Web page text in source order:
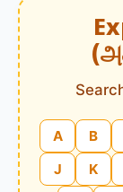
A B
J
K